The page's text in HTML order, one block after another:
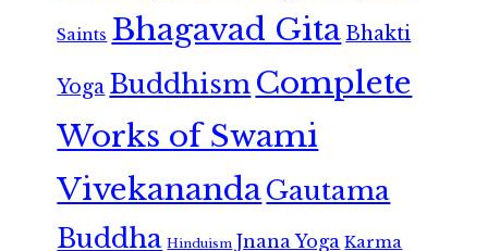
Saints Bhagavad GitaBhakti
Yoga Buddhism Complete
Works of Swami
VivekanandaGautama
Buddha Hinduism Jnana Yoga Karma